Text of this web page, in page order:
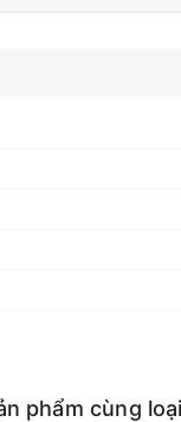
phẩm cùng loại